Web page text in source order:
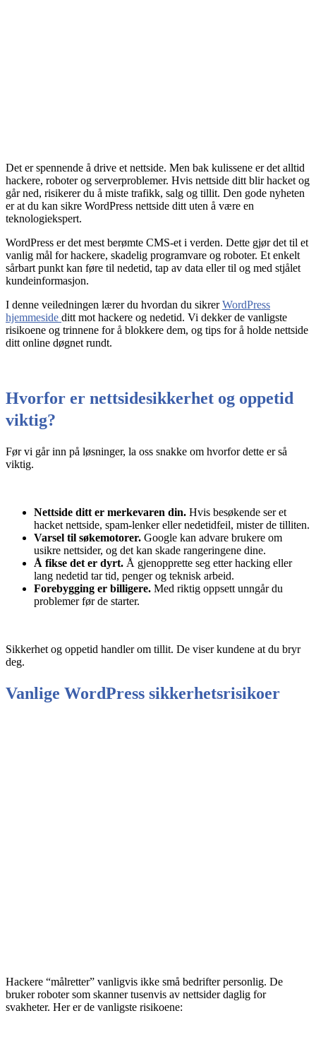
Det er spennende å drive et nettside. Men bak kulissene er det alltid
hackere, roboter og serverproblemer. Hvis nettside ditt blir hacket og
går ned, risikerer du å miste trafikk, salg og tillit. Den gode nyheten
er at du kan sikre WordPress nettside ditt uten å være en
teknologiekspert.
WordPress er det mest berømte CMS-et i verden. Dette gjør det til et
vanlig mål for hackere, skadelig programvare og roboter. Et enkelt
sårbart punkt kan føre til nedetid, tap av data eller til og med stjålet
kundeinformasjon.
I denne veiledningen lærer du hvordan du sikrerWordPress
hjemmeside ditt mot hackere og nedetid. Vi dekker de vanligste
risikoene og trinnene for å blokkere dem, og tips for å holde nettside
ditt online døgnet rundt.
Hvorfor er nettsidesikkerhet og oppetid
viktig?
Før vi går inn på løsninger, la oss snakke om hvorfor dette er så
viktig.
Nettside ditt er merkevaren din. Hvis besøkende ser et
hacket nettside, spam-lenker eller nedetidfeil, mister de tilliten.
Varsel til søkemotorer. Google kan advare brukere om
usikre nettsider, og det kan skade rangeringene dine.
Å fikse det er dyrt. Å gjenopprette seg etter hacking eller
lang nedetid tar tid, penger og teknisk arbeid.
Forebygging er billigere. Med riktig oppsett unngår du
problemer før de starter.
Sikkerhet og oppetid handler om tillit. De viser kundene at du bryr
deg.
Vanlige WordPress sikkerhetsrisikoer
Hackere “målretter” vanligvis ikke små bedrifter personlig. De
bruker roboter som skanner tusenvis av nettsider daglig for
svakheter. Her er de vanligste risikoene: